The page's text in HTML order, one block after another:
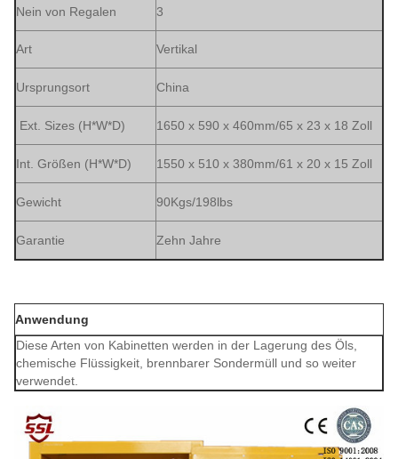
Nein von Regalen 3
Art Vertikal
Ursprungsort China
Ext. Sizes (H*W*D) 1650 x 590 x 460mm/65 x 23 x 18 Zoll
Int. Größen (H*W*D) 1550 x 510 x 380mm/61 x 20 x 15 Zoll
Gewicht 90Kgs/198lbs
Garantie Zehn Jahre
Anwendung
Diese Arten von Kabinetten werden in der Lagerung des Öls,
chemische Flüssigkeit, brennbarer Sondermüll und so weiter
verwendet.